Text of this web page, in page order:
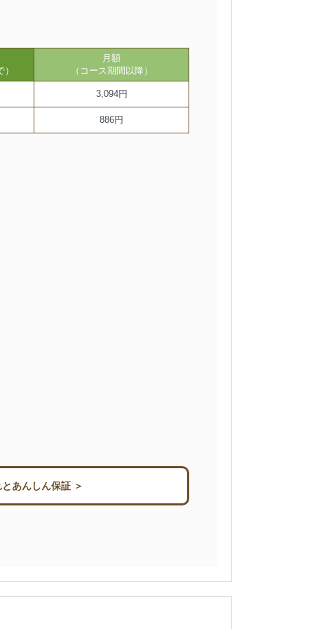
月額
（コース期間以降）
3,094円
886円
あんしん保証 ＞